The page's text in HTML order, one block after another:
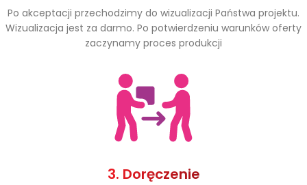
Po akceptacji przechodzimy do wizualizacji Państwa projektu.
Wizualizacja jest za darmo. Po potwierdzeniu warunków oferty
zaczynamy proces produkcji
3. Doręczenie